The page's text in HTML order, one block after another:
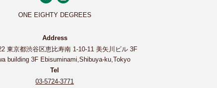
ONE EIGHTY DEGREES
Address
東京都渋谷区恵比寿南 1-10-11 美矢川ビル 3F
building 3F Ebisuminami,Shibuya-ku,Tokyo
Tel
03-5724-3771